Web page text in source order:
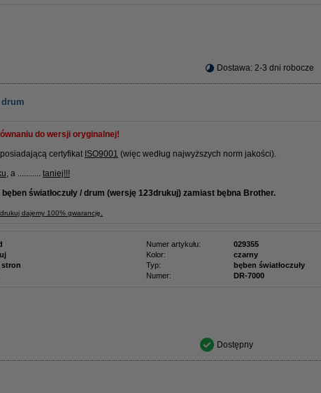
Dostawa: 2-3 dni robocze
drum
do wersji oryginalnej!
certyfikat ISO9001 (więc według najwyższych norm jakości).
, a ........... taniej!!!
bęben światłoczuły / drum (wersję 123drukuj) zamiast bębna Brother.
dajemy 100% gwarancję.
Numer artykułu:
029355
Kolor:
czarny
stron Typ:
bęben światłoczuły
Numer: DR-7000
Dostępny